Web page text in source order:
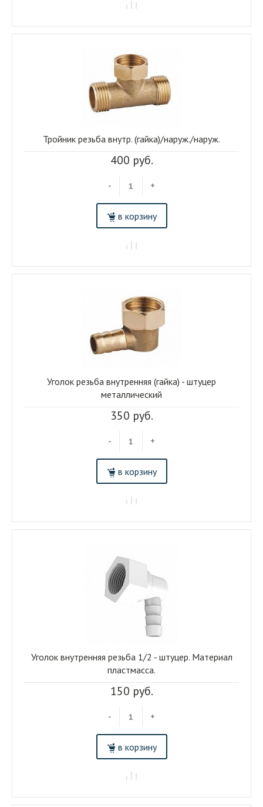
400 руб.
- +
в корзину
Тройник резьба внутр. (гайка)/наруж./наруж.
350 руб.
- +
в корзину
Уголок резьба внутренняя (гайка) - штуцер
металлический
150 руб.
- +
в корзину
Уголок внутренняя резьба 1/2 - штуцер. Материал
пластмасса.